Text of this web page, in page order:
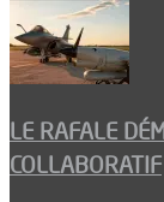
LE RAFALE
COLLABORATIF